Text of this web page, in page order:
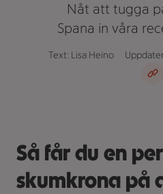
Nåt att tugga
Spana in våra
Text: Lisa Heino
Så får du en
skumkrona på